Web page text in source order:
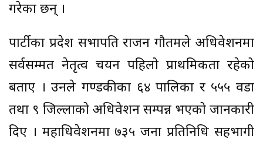
गरेका छन् ।
पार्टीका प्रदेश सभापति राजन गौतमले अधिवेशनमा
सर्वसम्मत नेतृत्व चयन पहिलो प्राथमिकता रहेको
बताए । उनले गण्डकीका ६४ पालिका र ५५५ वडा
तथा ९ जिल्लाको अधिवेशन सम्पन्न भएको जानकारी
दिए । महाधिवेशनमा ७३५ जना प्रतिनिधि सहभागी